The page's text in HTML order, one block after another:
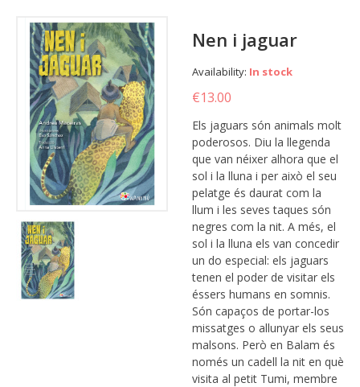
Nen i jaguar
Availability: In stock
€13.00
Els jaguars són animals molt
poderosos. Diu la llegenda
que van néixer alhora que el
sol i la lluna i per això el seu
pelatge és daurat com la
llum i les seves taques són
negres com la nit. A més, el
sol i la lluna els van concedir
un do especial: els jaguars
tenen el poder de visitar els
éssers humans en somnis.
Són capaços de portar-los
missatges o allunyar els seus
malsons. Però en Balam és
només un cadell la nit en què
visita al petit Tumi, membre